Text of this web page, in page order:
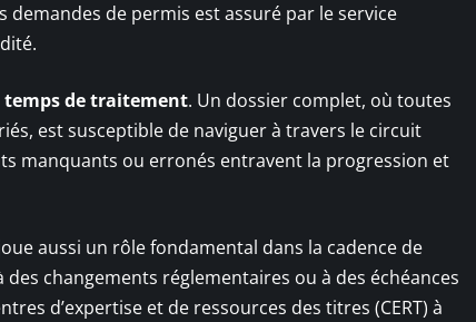
de permis est assuré par le service
temps de traitement. Un dossier complet, où toutes
est susceptible de naviguer à travers le circuit
manquants ou erronés entravent la progression et
aussi un rôle fondamental dans la cadence de
changements réglementaires ou à des échéances
d’expertise et de ressources des titres (CERT) à